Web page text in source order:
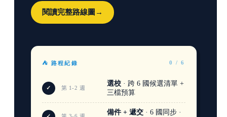
閱讀完整路線圖 →
⛺ 路程紀錄 0 / 6
✓ 第 1-2 週
選校· 跨 6 國候選清單 +
三檔預算
備件 + 遞交· 6 國同步 ·